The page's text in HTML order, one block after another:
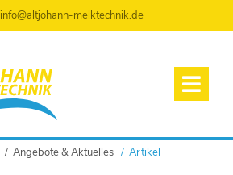
info@altjohann-melktechnik.de
Angebote & Aktuelles Artikel